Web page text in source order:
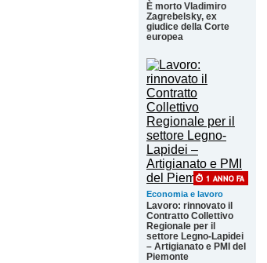
È morto Vladimiro
Zagrebelsky, ex
giudice della Corte
europea
Economia e lavoro
Lavoro: rinnovato il
Contratto Collettivo
Regionale per il
settore Legno-Lapidei
– Artigianato e PMI del
Piemonte